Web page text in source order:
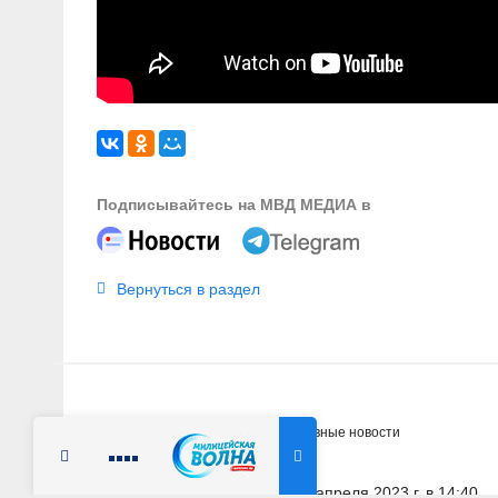
Подписывайтесь на МВД МЕДИА в
Вернуться в раздел
Новости Оперативные новости
5 апреля 2023 г. в 14:40
Радио Милицейская волна